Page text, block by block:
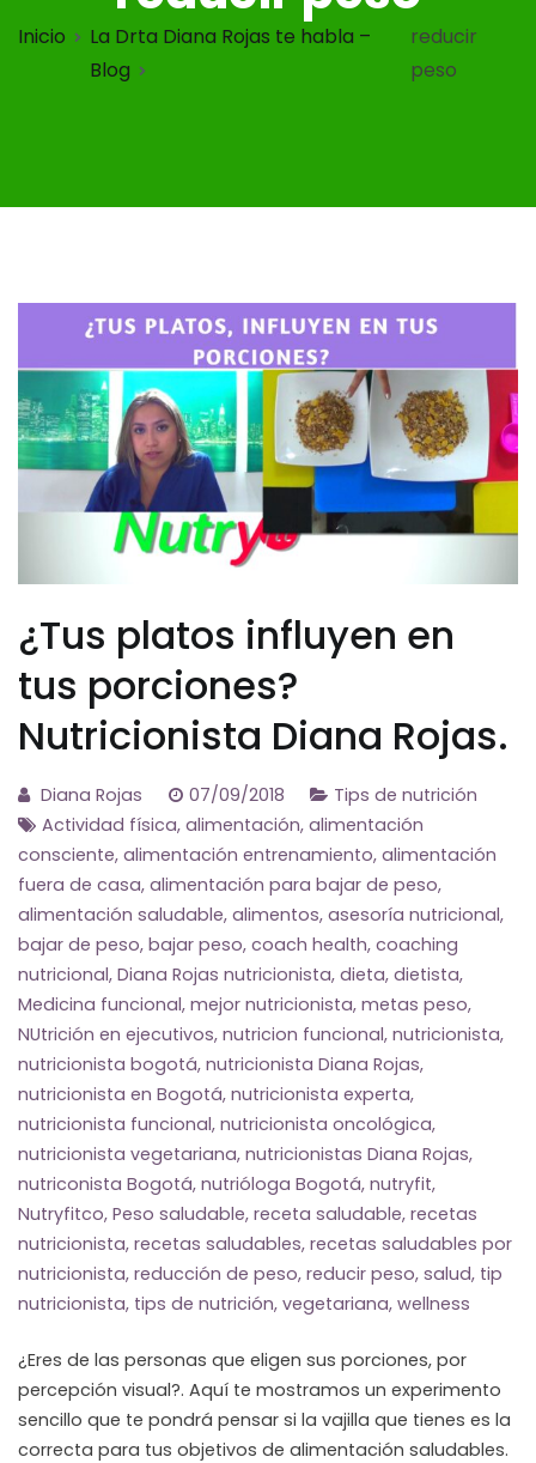
Inicio
La Drta Diana Rojas te habla –
Blog
reducir
peso
¿Tus platos influyen en
tus porciones?
Nutricionista Diana Rojas.
Diana Rojas 07/09/2018
Tips de nutrición
Actividad física, alimentación, alimentación
consciente, alimentación entrenamiento, alimentación
fuera de casa, alimentación para bajar de peso,
alimentación saludable, alimentos, asesoría nutricional,
bajar de peso, bajar peso, coach health, coaching
nutricional, Diana Rojas nutricionista, dieta, dietista,
Medicina funcional, mejor nutricionista, metas peso,
NUtrición en ejecutivos, nutricion funcional, nutricionista,
nutricionista bogotá, nutricionista Diana Rojas,
nutricionista en Bogotá, nutricionista experta,
nutricionista funcional, nutricionista oncológica,
nutricionista vegetariana, nutricionistas Diana Rojas,
nutriconista Bogotá, nutrióloga Bogotá, nutryfit,
Nutryfitco, Peso saludable, receta saludable, recetas
nutricionista, recetas saludables, recetas saludables por
nutricionista, reducción de peso, reducir peso, salud, tip
nutricionista, tips de nutrición, vegetariana, wellness
¿Eres de las personas que eligen sus porciones, por
percepción visual?. Aquí te mostramos un experimento
sencillo que te pondrá pensar si la vajilla que tienes es la
correcta para tus objetivos de alimentación saludables.